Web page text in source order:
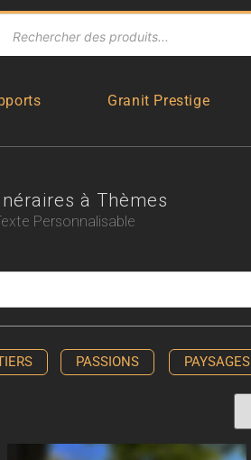
Granit Prestige
à Thèmes
Personnalisable
PASSIONS PAYSAGES